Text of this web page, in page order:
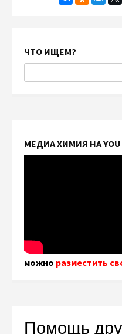
ЧТО ИЩЕМ?
МЕДИА ХИМИЯ НА YOU
можно разместить
Помощь